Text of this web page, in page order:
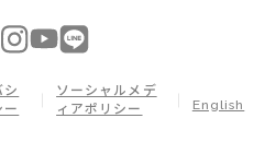
シ
ー
ソーシャルメデ
ィアポリシー
English